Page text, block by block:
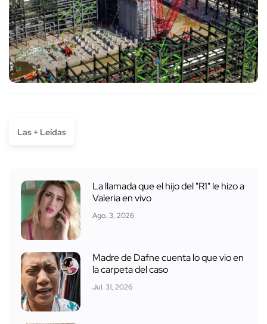
Las + Leídas
La llamada que el hijo del "R1" le hizo a
Valeria en vivo
Ago. 3, 2026
Madre de Dafne cuenta lo que vio en
la carpeta del caso
Jul. 31, 2026